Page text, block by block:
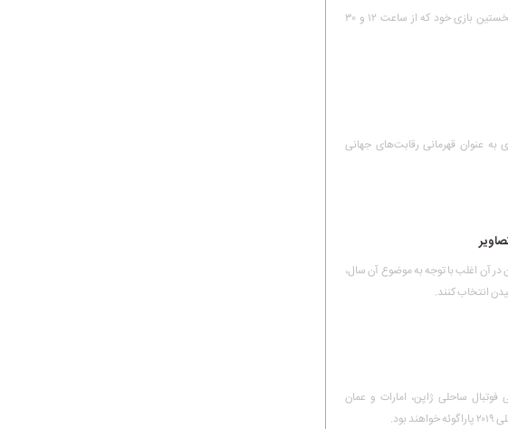
رقابت‌های لیگ ملت‌های والیبال امروز در نخستین بازی خود که از ساعت ۱۲ و ۳۰
موفق شد با کسب ۶ پیروزی به عنوان قهرمانی رقابت‌های جهانی
آن اغلب با توجه به موضوع آن سال،
انتخاب کنند.
ساحلی ژاپن، امارات و عمان